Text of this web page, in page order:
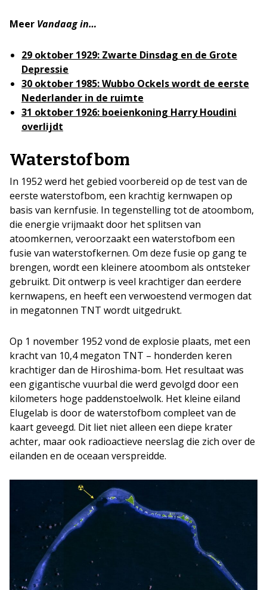
Meer Vandaag in…
29 oktober 1929: Zwarte Dinsdag en de Grote
Depressie
30 oktober 1985: Wubbo Ockels wordt de eerste
Nederlander in de ruimte
31 oktober 1926: boeienkoning Harry Houdini
overlijdt
Waterstofbom
In 1952 werd het gebied voorbereid op de test van de
eerste waterstofbom, een krachtig kernwapen op
basis van kernfusie. In tegenstelling tot de atoombom,
die energie vrijmaakt door het splitsen van
atoomkernen, veroorzaakt een waterstofbom een
fusie van waterstofkernen. Om deze fusie op gang te
brengen, wordt een kleinere atoombom als ontsteker
gebruikt. Dit ontwerp is veel krachtiger dan eerdere
kernwapens, en heeft een verwoestend vermogen dat
in megatonnen TNT wordt uitgedrukt.
Op 1 november 1952 vond de explosie plaats, met een
kracht van 10,4 megaton TNT – honderden keren
krachtiger dan de Hiroshima-bom. Het resultaat was
een gigantische vuurbal die werd gevolgd door een
kilometers hoge paddenstoelwolk. Het kleine eiland
Elugelab is door de waterstofbom compleet van de
kaart geveegd. Dit liet niet alleen een diepe krater
achter, maar ook radioactieve neerslag die zich over de
eilanden en de oceaan verspreidde.